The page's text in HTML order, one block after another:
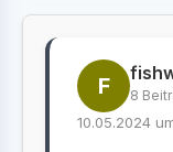
F 8
10.05.2024